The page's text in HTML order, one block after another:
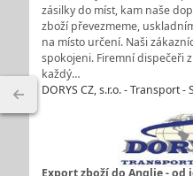
zásilky do míst, kam naše
zboží převezmeme,
na místo určení. Naši
spokojeni. Firemní dispečeři
každý…
DORYS CZ, s.r.o. - Transport -
Export zboží do Anglie - od